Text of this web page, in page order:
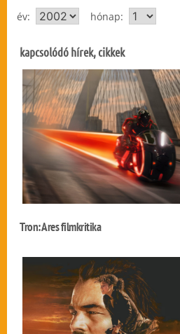
év: hónap:
kapcsolódó hírek, cikkek
Tron: Ares filmkritika